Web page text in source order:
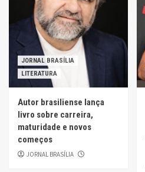
JORNAL BRASÍLIA
LITERATURA
Autor brasiliense lança
livro sobre carreira,
maturidade e novos
começos
JORNAL BRASÍLIA